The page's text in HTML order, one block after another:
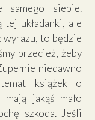
samego siebie.
układanki, ale
wyrazu, to będzie
przecież, żeby
niedawno
książek o
jakąś mało
szkoda. Jeśli